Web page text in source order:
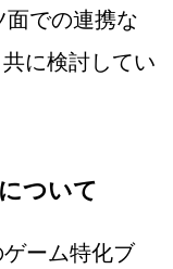
での連携な
に検討してい
ついて
ーム特化ブ